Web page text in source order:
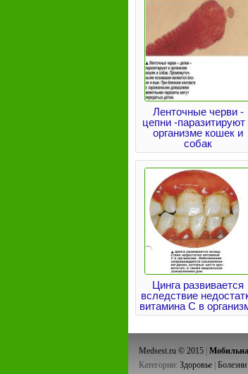
Ленточные черви -
цепни -паразитируют
организме кошек и
собак
Цинга развивается
вследствие
витамина С в
Medsest.ru © 2015
Категории: Здоровье Болезни